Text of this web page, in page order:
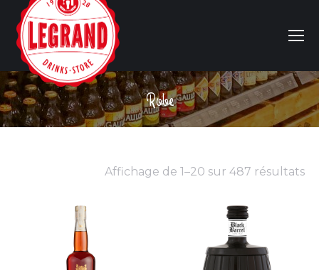
Robe
Vous êtes ici :
Affichage de 1–20 sur 487 résultats